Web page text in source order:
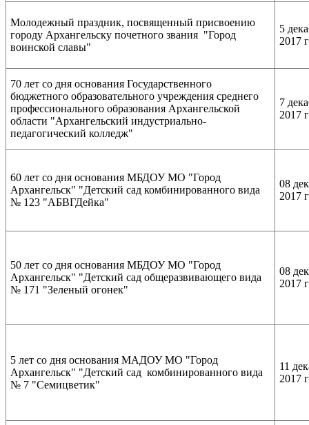
Молодежный праздник, посвященный присвоению
городу Архангельску почетного звания "Город
воинской славы"
5
2017
70 лет со дня основания Государственного
бюджетного образовательного учреждения среднего
профессионального образования Архангельской
области "Архангельский индустриально-
педагогический колледж"
7
2017
60 лет со дня основания МБДОУ МО "Город
Архангельск" "Детский сад комбинированного вида
№ 123 "АБВГДейка"
08
2017
50 лет со дня основания МБДОУ МО "Город
Архангельск" "Детский сад общеразвивающего вида
№ 171 "Зеленый огонек"
08
2017
5 лет со дня основания МАДОУ МО "Город
Архангельск" "Детский сад комбинированного вида
№ 7 "Семицветик"
11
2017